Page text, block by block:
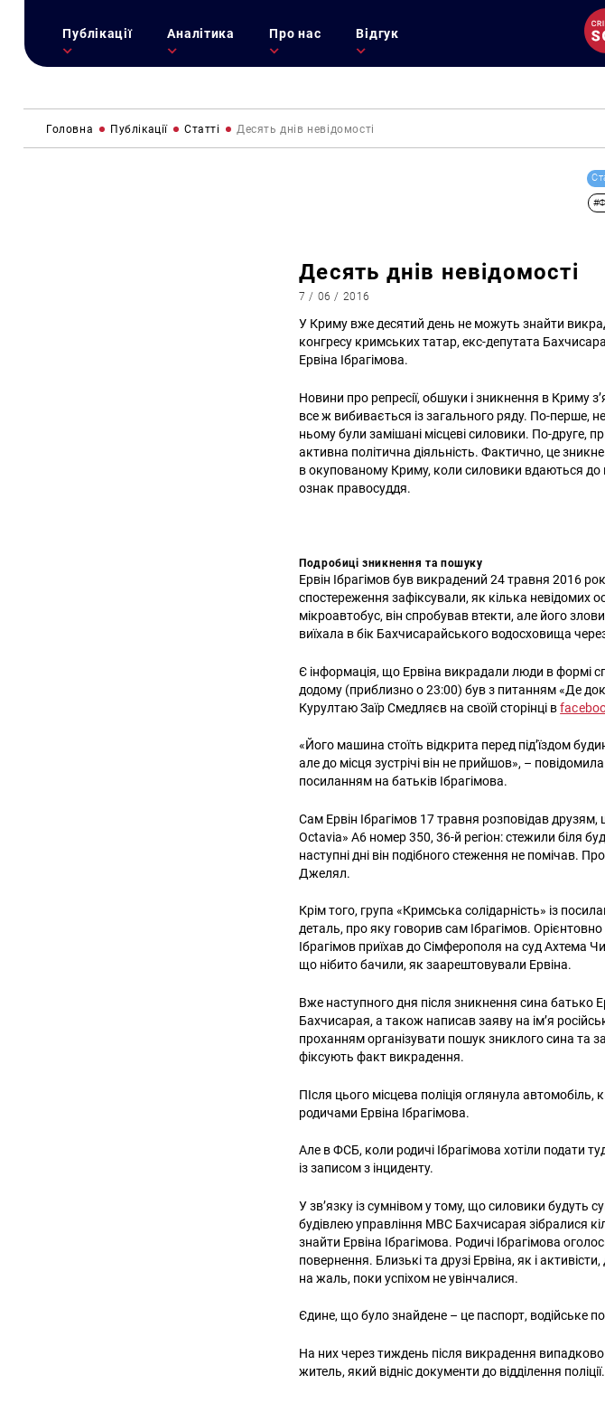
Публікації Аналітика Про нас Відгук
Головна Публікації Статті Десять днів невідомості
Десять днів невідомості
7 / 06 / 2016
У Криму вже десятий день не можуть знайти
конгресу кримських татар, екс-депутата
Ервіна Ібрагімова.
Новини про репресії, обшуки і зникнення в Криму
все ж вибивається із загального ряду. По-перше,
ньому були замішані місцеві силовики. По-друге,
активна політична діяльність. Фактично, це
в окупованому Криму, коли силовики вдаються
ознак правосуддя.
Подробиці зникнення та пошуку
Ервін Ібрагімов був викрадений 24 травня 2016
спостереження зафіксували, як кілька невідомих
мікроавтобус, він спробував втекти, але його
виїхала в бік Бахчисарайського водосховища
Є інформація, що Ервіна викрадали люди в формі
додому (приблизно о 23:00) був з питанням «Де
Курултаю Заїр Смедляєв на своїй сторінці в
«Його машина стоїть відкрита перед під’їздом
але до місця зустрічі він не прийшов», –
посиланням на батьків Ібрагімова.
Сам Ервін Ібрагімов 17 травня розповідав
Octavia» А6 номер 350, 36-й регіон: стежили біля
наступні дні він подібного стеження не помічав.
Джелял.
Крім того, група «Кримська солідарність» із
деталь, про яку говорив сам Ібрагімов.
Ібрагімов приїхав до Сімферополя на суд Ахтема
що нібито бачили, як заарештовували Ервіна.
Вже наступного дня після зникнення сина батько
Бахчисарая, а також написав заяву на ім’я
проханням організувати пошук зниклого сина та
фіксують факт викрадення.
ПІсля цього місцева поліція оглянула автомобіль,
родичами Ервіна Ібрагімова.
Але в ФСБ, коли родичі Ібрагімова хотіли подати
із записом з інциденту.
У зв’язку із сумнівом у тому, що силовики будуть
будівлею управління МВС Бахчисарая зібралися
знайти Ервіна Ібрагімова. Родичі Ібрагімова
повернення. Близькі та друзі Ервіна, як і
на жаль, поки успіхом не увінчалися.
Єдине, що було знайдене – це паспорт, водійське
На них через тиждень після викрадення
житель, який відніс документи до відділення поліції.